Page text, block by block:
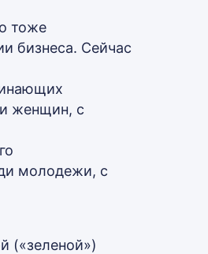
тоже
бизнеса. Сейчас
женщин, с
молодежи, с
(«зеленой»)